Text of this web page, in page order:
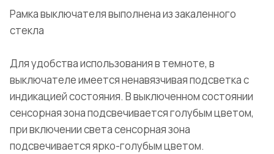
Рамка выключателя выполнена из закаленного
стекла
Для удобства использования в темноте, в
выключателе имеется ненавязчивая подсветка с
индикацией состояния. В выключенном состоянии
сенсорная зона подсвечивается голубым цветом,
при включении света сенсорная зона
подсвечивается ярко-голубым цветом.